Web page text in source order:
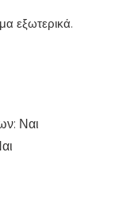
εξωτερικά.
Ναι